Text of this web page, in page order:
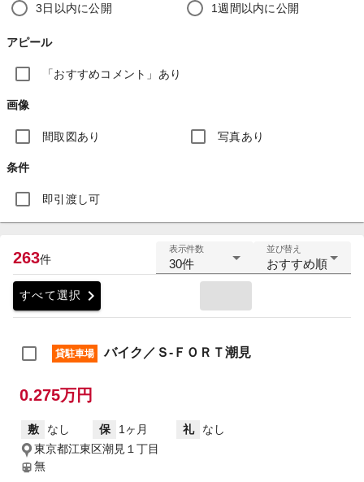
3日以内に公開 1週間以内に公開
アピール
「おすすめコメント」あり
画像
間取図あり 写真あり
条件
即引渡し可
263件
表示件数
30件
並び替え
おすすめ順
すべて選択 chevron_right
貸駐車場 バイク／Ｓ‐ＦＯＲＴ潮見
0.275万円
敷 なし 保 1ヶ月 礼
なし
東京都江東区潮見１丁目
無